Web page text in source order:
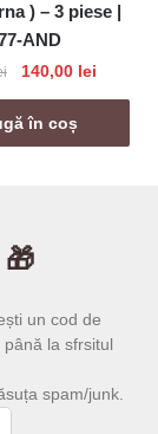
) – 3 piese |
AND
Prețul
inițial
a
fost:
140,00 leiPrețul
curent
140,00
în coș
un cod de
la sfrsitul
spam/junk.